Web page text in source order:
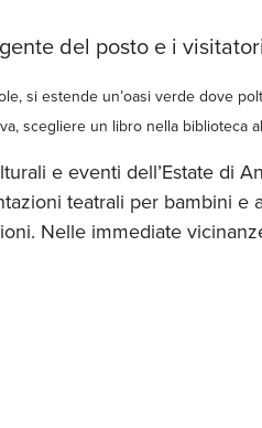
del posto e i
si estende un’oasi verde dove
scegliere un libro nella biblioteca
e eventi dell’Estate di
teatrali per bambini e
Nelle immediate